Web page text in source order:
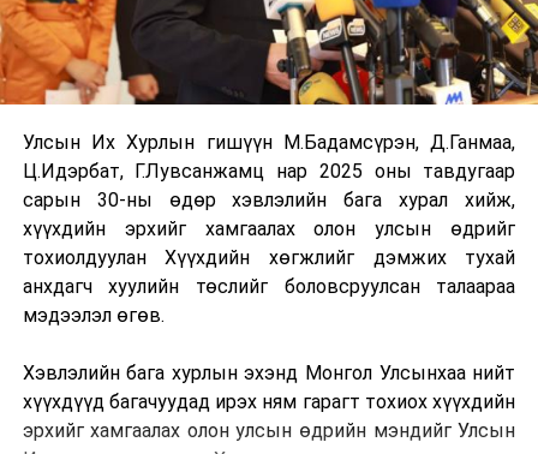
Улсын Их Хурлын гишүүн М.Бадамсүрэн, Д.Ганмаа,
Ц.Идэрбат, Г.Лувсанжамц нар 2025 оны тавдугаар
сарын 30-ны өдөр хэвлэлийн бага хурал хийж,
хүүхдийн эрхийг хамгаалах олон улсын өдрийг
тохиолдуулан Хүүхдийн хөгжлийг дэмжих тухай
анхдагч хуулийн төслийг боловсруулсан талаараа
мэдээлэл өгөв.
Хэвлэлийн бага хурлын эхэнд Монгол Улсынхаа нийт
хүүхдүүд багачуудад ирэх ням гарагт тохиох хүүхдийн
эрхийг хамгаалах олон улсын өдрийн мэндийг Улсын